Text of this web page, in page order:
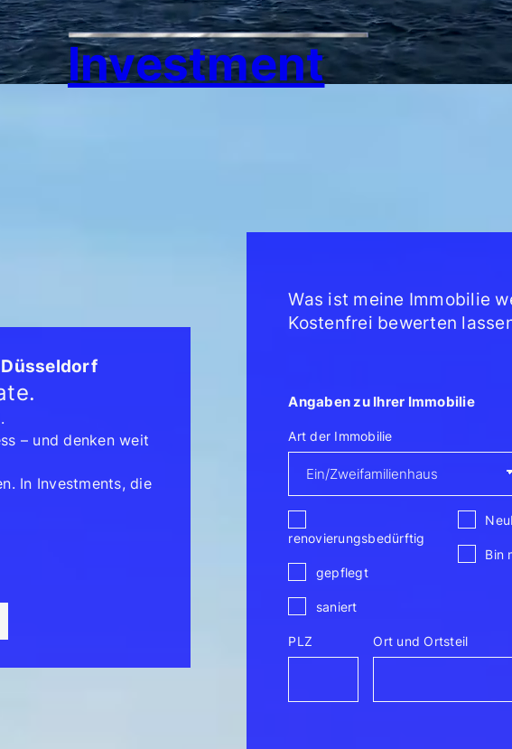
Investment
– und denken weit
In Investments, die
Was ist meine Immobilie
Kostenfrei bewerten
Angaben zu Ihrer Immobilie
Art der Immobilie
renovierungsbedürftig
gepflegt
saniert
Bin
PLZ Ort und Ortsteil